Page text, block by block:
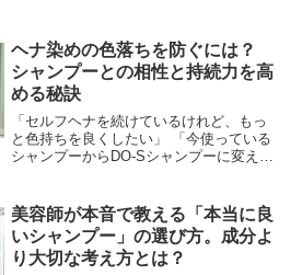
ヘナ染めの色落ちを防ぐには？
シャンプーとの相性と持続力を高
める秘訣
「セルフヘナを続けているけれど、もっ
と色持ちを良くしたい」 「今使っている
シャンプーからDO-Sシャンプーに変えた
にキープするか...
美容師が本音で教える「本当に良
いシャンプー」の選び方。成分よ
り大切な考え方とは？